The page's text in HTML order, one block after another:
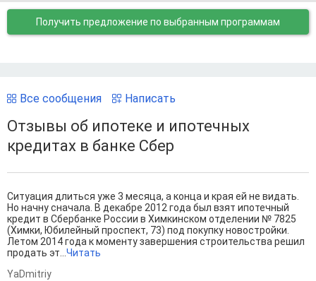
Получить предложение по выбранным программам
Все сообщения Написать
Отзывы об ипотеке и ипотечных
кредитах в банке Сбер
Ситуация длиться уже 3 месяца, а конца и края ей не видать.
Но начну сначала. В декабре 2012 года был взят ипотечный
кредит в Сбербанке России в Химкинском отделении № 7825
(Химки, Юбилейный проспект, 73) под покупку новостройки.
Летом 2014 года к моменту завершения строительства решил
продать эт... Читать
YaDmitriy